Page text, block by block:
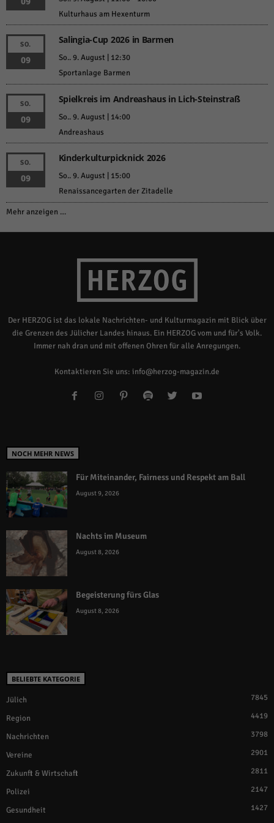
Kulturhaus am Hexenturm
SO.
09
Salingia-Cup 2026 in Barmen
So.. 9. August | 12:30
Sportanlage Barmen
SO.
09
Spielkreis im Andreashaus in Lich-Steinstraß
So.. 9. August | 14:00
Andreashaus
SO.
09
Kinderkulturpicknick 2026
So.. 9. August | 15:00
Renaissancegarten der Zitadelle
Mehr anzeigen …
Der HERZOG ist das lokale Nachrichten- und Kulturmagazin mit Blick über
die Grenzen des Jülicher Landes hinaus. Ein HERZOG vom und für's Volk.
Immer nah dran und mit offenen Ohren für alle Anregungen.
Kontaktieren Sie uns: info@herzog-magazin.de
NOCH MEHR NEWS
Für Miteinander, Fairness und Respekt am Ball
August 9, 2026
Nachts im Museum
August 8, 2026
Begeisterung fürs Glas
August 8, 2026
BELIEBTE KATEGORIE
Jülich 7845
Region 4419
Nachrichten 3798
Vereine 2901
Zukunft & Wirtschaft 2811
Polizei 2147
Gesundheit 1427
Cookie-Informationen anzeigen
Externe Medien (6)
Inhalte von Videoplattformen und Social-Media-Plattformen werden
standardmäßig blockiert. Wenn Cookies von externen Medien akzeptiert
werden, bedarf der Zugriff auf diese Inhalte keiner manuellen Einwilligung
mehr.
Cookie-Informationen anzeigen
powered by Borlabs Cookie